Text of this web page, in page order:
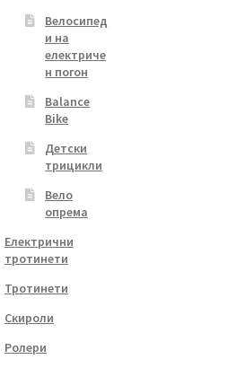
Велосипед
и на
електриче
н погон
Balance
Bike
Детски
трицикли
Вело
опрема
Електрични
тротинети
Тротинети
Скироли
Ролери